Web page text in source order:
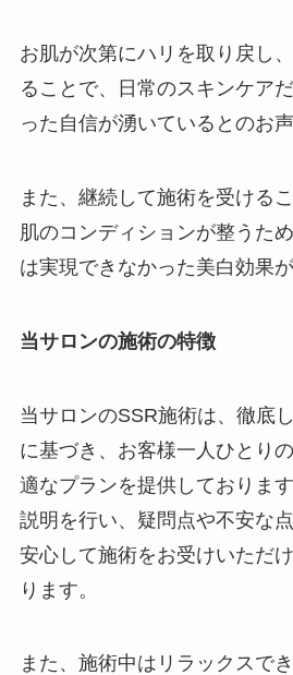
お肌が次第にハリを取り戻し
ることで、日常のスキンケア
った自信が湧いているとのお
また、継続して施術を受ける
肌のコンディションが整うた
は実現できなかった美白効果
当サロンの施術の特徴
当サロンのSSR施術は、徹底
に基づき、お客様一人ひとり
適なプランを提供しておりま
説明を行い、疑問点や不安な
安心して施術をお受けいただ
ります。
また、施術中はリラックスで